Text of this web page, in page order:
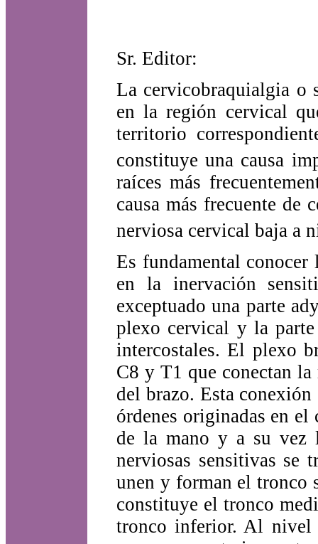
Sr. Editor:
La cervicobraquialgia o
en la región cervical
territorio
constituye una causa
raíces más
causa más frecuente de
nerviosa cervical baja a
Es fundamental
en la inervación
exceptuado una parte
plexo cervical y la
intercostales. El plexo
C8 y T1 que conectan
del brazo. Esta
órdenes originadas en
de la mano y a su vez
nerviosas sensitivas se
unen y forman el tronco
constituye el tronco
tronco inferior. Al nivel